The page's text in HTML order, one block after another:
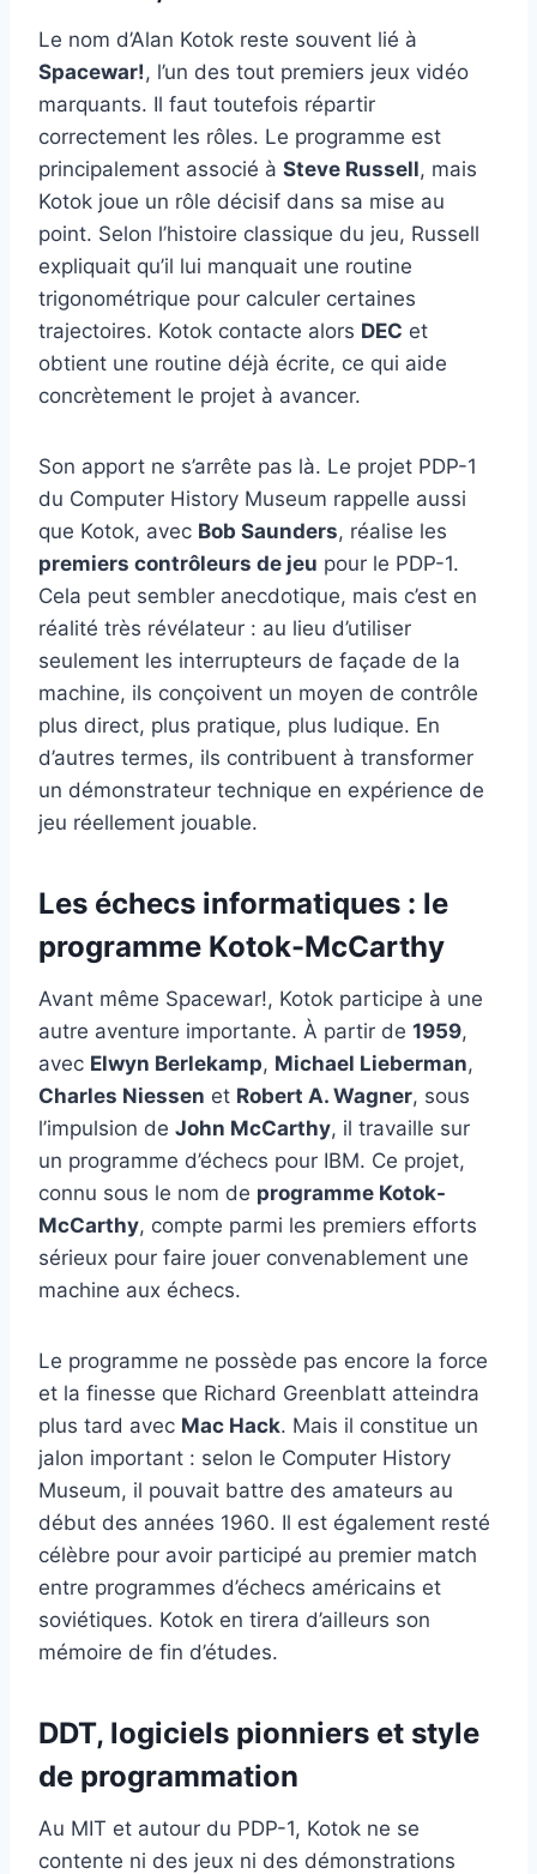
Le nom d’Alan Kotok reste souvent lié à
Spacewar! , l’un des tout premiers jeux vidéo
marquants. Il faut toutefois répartir
correctement les rôles. Le programme est
principalement associé à Steve Russell, mais
Kotok joue un rôle décisif dans sa mise au
point. Selon l’histoire classique du jeu, Russell
expliquait qu’il lui manquait une routine
trigonométrique pour calculer certaines
trajectoires. Kotok contacte alors DEC et
obtient une routine déjà écrite, ce qui aide
concrètement le projet à avancer.
Son apport ne s’arrête pas là. Le projet PDP-1
du Computer History Museum rappelle aussi
que Kotok, avec Bob Saunders, réalise les
premiers contrôleurs de jeu pour le PDP-1.
Cela peut sembler anecdotique, mais c’est en
réalité très révélateur : au lieu d’utiliser
seulement les interrupteurs de façade de la
machine, ils conçoivent un moyen de contrôle
plus direct, plus pratique, plus ludique. En
d’autres termes, ils contribuent à transformer
un démonstrateur technique en expérience de
jeu réellement jouable.
Les échecs informatiques : le
programme Kotok-McCarthy
Avant même Spacewar!, Kotok participe à une
autre aventure importante. À partir de 1959,
avec Elwyn Berlekamp, Michael Lieberman,
Charles Niessen et Robert A. Wagner, sous
l’impulsion de John McCarthy, il travaille sur
un programme d’échecs pour IBM. Ce projet,
connu sous le nom de programme Kotok-
McCarthy, compte parmi les premiers efforts
sérieux pour faire jouer convenablement une
machine aux échecs.
Le programme ne possède pas encore la force
et la finesse que Richard Greenblatt atteindra
plus tard avec Mac Hack. Mais il constitue un
jalon important : selon le Computer History
Museum, il pouvait battre des amateurs au
début des années 1960. Il est également resté
célèbre pour avoir participé au premier match
entre programmes d’échecs américains et
soviétiques. Kotok en tirera d’ailleurs son
mémoire de fin d’études.
DDT, logiciels pionniers et style
de programmation
Au MIT et autour du PDP-1, Kotok ne se
contente ni des jeux ni des démonstrations